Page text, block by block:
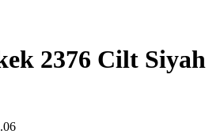
2376 Cilt Siyah